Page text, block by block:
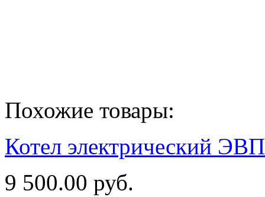
Похожие товары:
Котел электрический
9 500.00 руб.